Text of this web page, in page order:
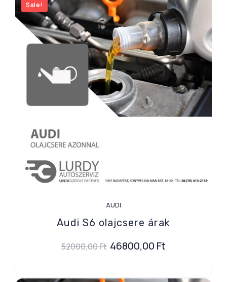
Sale!
AUDI
Audi S6 olajcsere árak
52000,00Ft 46800,00 Ft